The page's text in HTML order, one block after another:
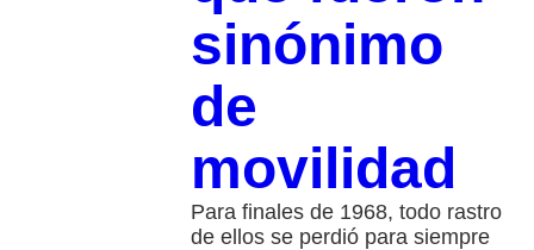
sinónimo
de
movilidad
Para finales de 1968, todo rastro
de ellos se perdió para siempre